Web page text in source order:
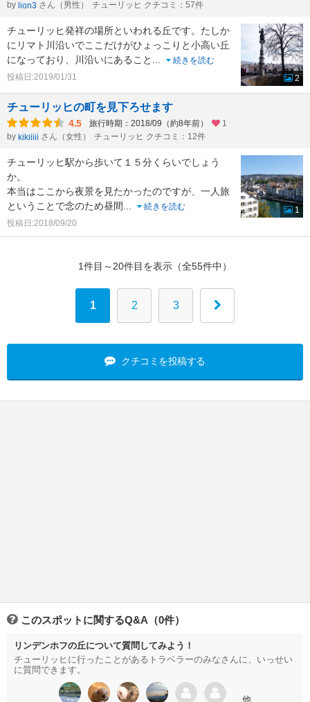
by lion3 さん（男性） チューリッヒ クチコミ：57件
チューリッヒ発祥の場所といわれる丘です。たしか
にリマト川沿いでここだけがひょっこりと小高い丘
になっており、川沿いにあること
続きを読む
投稿日:2019/01/31
2
チューリッヒの町を見下ろせます
4.5 旅行時期：2018/09（約8年前）
1
by kikiiiii さん（女性） チューリッヒ クチコミ：12件
チューリッヒ駅から歩いて１５分くらいでしょう
か。
本当はここから夜景を見たかったのですが、一人旅
ということで念のため昼間
続きを読む
投稿日:2018/09/20
1
1件目～20件目を表示（全55件中）
1 2 3
クチコミを投稿する
このスポットに関するQ&A（0件）
リンデンホフの丘について質問してみよう！
チューリッヒに行ったことがあるトラベラーのみなさんに、いっせい
に質問できます。
…他